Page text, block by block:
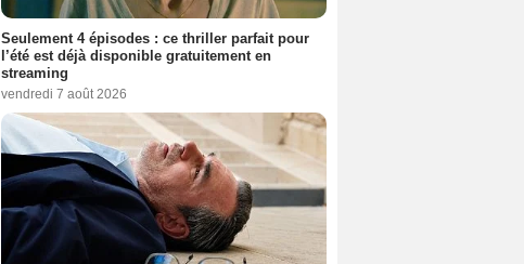
Seulement 4 épisodes : ce thriller parfait pour
l’été est déjà disponible gratuitement en
streaming
vendredi 7 août 2026